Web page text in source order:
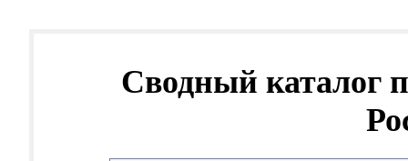
Сводный каталог